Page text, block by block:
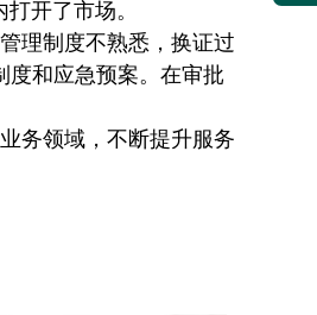
开了市场。
理制度不熟悉，换证过
度和应急预案。在审批
业务领域，不断提升服务